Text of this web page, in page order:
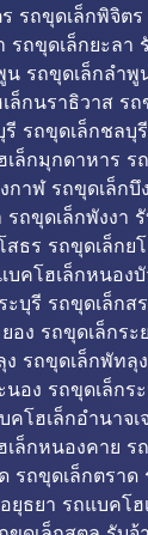
รถขุดเล็กพิจิต
ถขุดเล็กยะลา
รถขุดเล็กลำ
กนราธิวาส
รถขุดเล็กชล
ล็กมุกดาหาร
าฬ รถขุดเล็ก
ถขุดเล็กพังงา
ธร รถขุดเล็ก
คโฮเล็กหนอ
บุรี รถขุดเล็ก
ง รถขุดเล็กร
รถขุดเล็กพัท
อง รถขุดเล็ก
โฮเล็กอำนา
ล็กหนองคาย
รถขุดเล็กตรา
ธยา รถแบคโ